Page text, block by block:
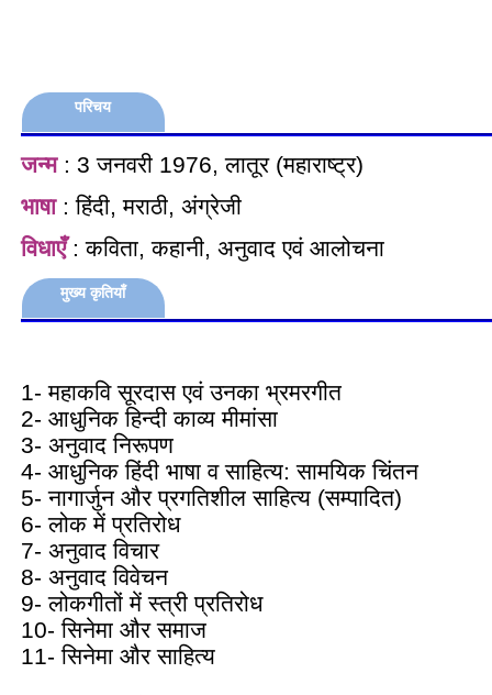
परिचय
जन्म: 3 जनवरी 1976, लातूर (महाराष्ट्र)
भाषा: हिंदी, मराठी, अंग्रेजी
विधाएँ: कविता, कहानी, अनुवाद एवं आलोचना
मुख्य कृतियाँ
1- महाकवि सूरदास एवं उनका भ्रमरगीत
2- आधुनिक हिन्दी काव्य मीमांसा
3- अनुवाद निरूपण
4- आधुनिक हिंदी भाषा व साहित्य: सामयिक चिंतन
5- नागार्जुन और प्रगतिशील साहित्य (सम्पादित)
6- लोक में प्रतिरोध
7- अनुवाद विचार
8- अनुवाद विवेचन
9- लोकगीतों में स्त्री प्रतिरोध
10- सिनेमा और समाज
11- सिनेमा और साहित्य